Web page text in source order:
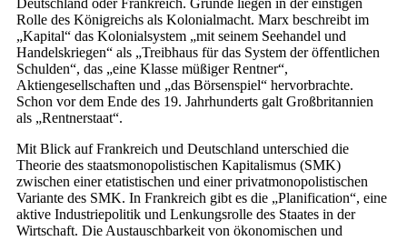
Deutschland oder Frankreich. Gründe liegen in der einstigen
Rolle des Königreichs als Kolonialmacht. Marx beschreibt im
„Kapital“ das Kolonialsystem „mit seinem Seehandel und
Handelskriegen“ als „Treibhaus für das System der öffentlichen
Schulden“, das „eine Klasse müßiger Rentner“,
Aktiengesellschaften und „das Börsenspiel“ hervorbrachte.
Schon vor dem Ende des 19. Jahrhunderts galt Großbritannien
als „Rentnerstaat“.
Mit Blick auf Frankreich und Deutschland unterschied die
Theorie des staatsmonopolistischen Kapitalismus (SMK)
zwischen einer etatistischen und einer privatmonopolistischen
Variante des SMK. In Frankreich gibt es die „Planification“, eine
aktive Industriepolitik und Lenkungsrolle des Staates in der
Wirtschaft. Die Austauschbarkeit von ökonomischen und